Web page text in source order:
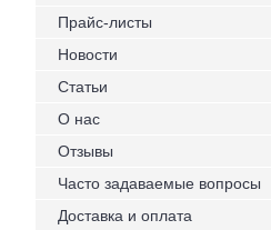
Прайс-листы
Новости
Статьи
О нас
Отзывы
Часто задаваемые вопросы
Доставка и оплата